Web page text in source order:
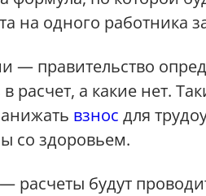
на одного работника
— правительство
расчет, а какие нет.
взнос для
со здоровьем.
расчеты будут